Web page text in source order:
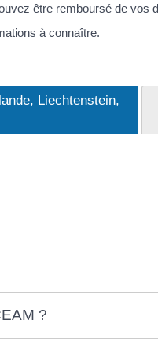
être remboursé de vos
à connaître.
Liechtenstein,
?